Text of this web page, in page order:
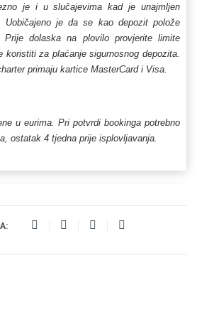
je i u slučajevima kad je unajmljen
je da se kao depozit polože
Prije dolaska na plovilo provjerite limite
za plaćanje sigurnosnog depozita.
primaju kartice MasterCard i Visa.
u eurima. Pri potvrdi bookinga potrebno
ostatak 4 tjedna prije isplovljavanja.